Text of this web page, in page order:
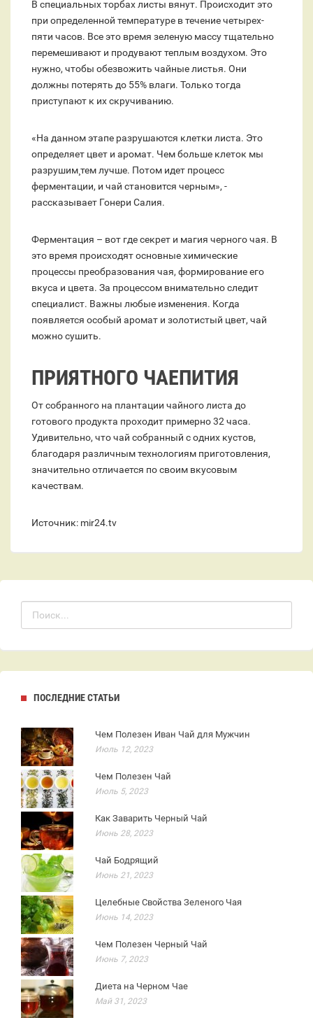
В специальных торбах листы вянут. Происходит это
при определенной температуре в течение четырех-
пяти часов. Все это время зеленую массу тщательно
перемешивают и продувают теплым воздухом. Это
нужно, чтобы обезвожить чайные листья. Они
должны потерять до 55% влаги. Только тогда
приступают к их скручиванию.
«На данном этапе разрушаются клетки листа. Это
определяет цвет и аромат. Чем больше клеток мы
разрушим¸ тем лучше. Потом идет процесс
ферментации, и чай становится черным», -
рассказывает Гонери Салия.
Ферментация – вот где секрет и магия черного чая. В
это время происходят основные химические
процессы преобразования чая, формирование его
вкуса и цвета. За процессом внимательно следит
специалист. Важны любые изменения. Когда
появляется особый аромат и золотистый цвет, чай
можно сушить.
ПРИЯТНОГО ЧАЕПИТИЯ
От собранного на плантации чайного листа до
готового продукта проходит примерно 32 часа.
Удивительно, что чай собранный с одних кустов,
благодаря различным технологиям приготовления,
значительно отличается по своим вкусовым
качествам.
Источник: mir24.tv
ПОСЛЕДНИЕ СТАТЬИ
Чем Полезен Иван Чай для Мужчин
Июль 12, 2023
Чем Полезен Чай
Июль 5, 2023
Как Заварить Черный Чай
Июнь 28, 2023
Чай Бодрящий
Июнь 21, 2023
Целебные Свойства Зеленого Чая
Июнь 14, 2023
Чем Полезен Черный Чай
Июнь 7, 2023
Диета на Черном Чае
Май 31, 2023